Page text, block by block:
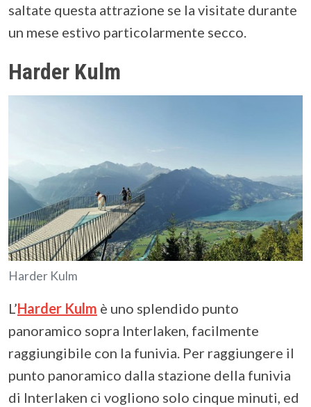
saltate questa attrazione se la visitate durante
un mese estivo particolarmente secco.
Harder Kulm
Harder Kulm
L’Harder Kulm è uno splendido punto
panoramico sopra Interlaken, facilmente
raggiungibile con la funivia. Per raggiungere il
punto panoramico dalla stazione della funivia
di Interlaken ci vogliono solo cinque minuti, ed